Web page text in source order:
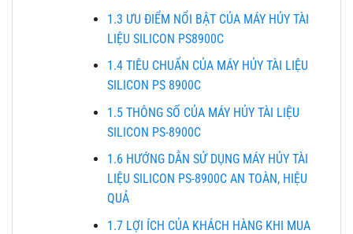
1.3 ƯU ĐIỂM NỔI BẬT CỦA MÁY HỦY TÀI
LIỆU SILICON PS8900C
1.4TIÊU CHUẨN CỦA MÁY HỦY TÀI LIỆU
SILICON PS 8900C
1.5THÔNG SỐ CỦA MÁY HỦY TÀI LIỆU
SILICON PS-8900C
1.6 HƯỚNG DẪN SỬ DỤNG MÁY HỦY TÀI
LIỆU SILICON PS-8900C AN TOÀN, HIỆU
QUẢ
1.7LỢI ÍCH CỦA KHÁCH HÀNG KHI MUA